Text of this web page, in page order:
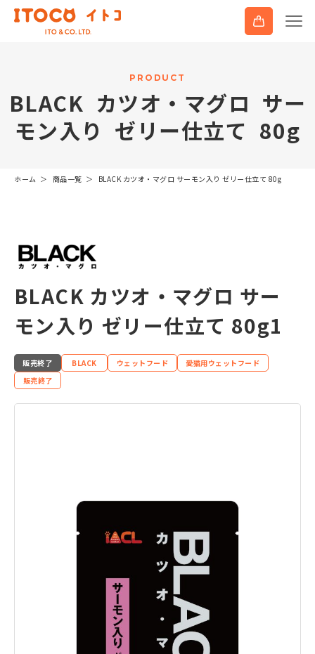
P R O D U C T
BLACK カツオ ・ マグロ サー
モン入り ゼリ ー仕立て 80g
ホーム 商品一覧 BLACK カツオ・マグロ サーモン入り ゼリー仕立て 80g
BLACK カツオ・マグロ サー
モン入り ゼリー仕立て 80g1
販売終了 BLACK ウェットフード
愛猫用ウェットフード
販売終了